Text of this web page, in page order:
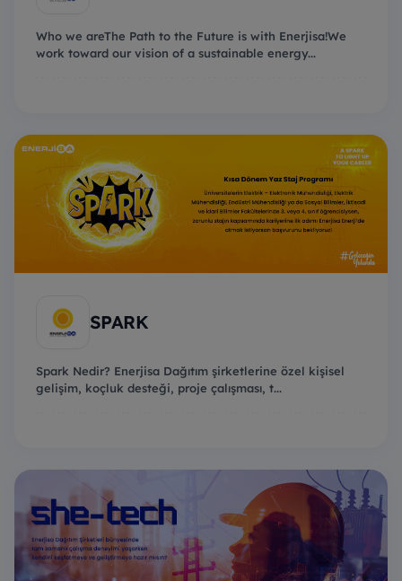
Who we areThe Path to the Future is with Enerjisa!We
work toward our vision of a sustainable energy...
SPARK
Spark Nedir? Enerjisa Dağıtım şirketlerine özel kişisel
gelişim, koçluk desteği, proje çalışması, t...